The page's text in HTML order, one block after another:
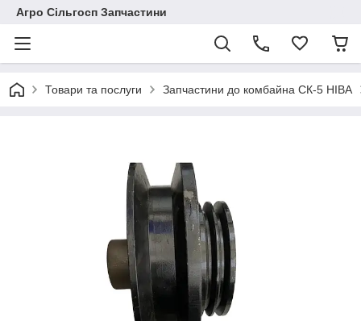
Агро Сільгосп Запчастини
Товари та послуги Запчастини до комбайна СК-5 НІВА